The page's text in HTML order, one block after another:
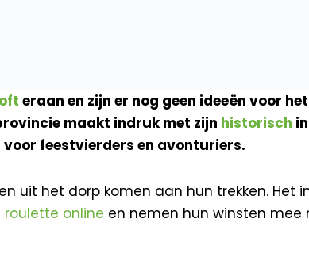
eraan en zijn er nog geen ideeën voor het
maakt indruk met zijn historisch
feestvierders en avonturiers.
uit het dorp komen aan hun trekken.
roulette online en nemen hun winsten mee